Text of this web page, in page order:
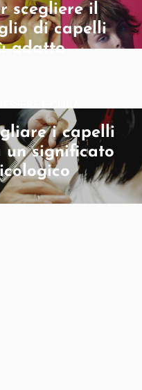
scegliere il
di capelli
adatto
i capelli
un significato